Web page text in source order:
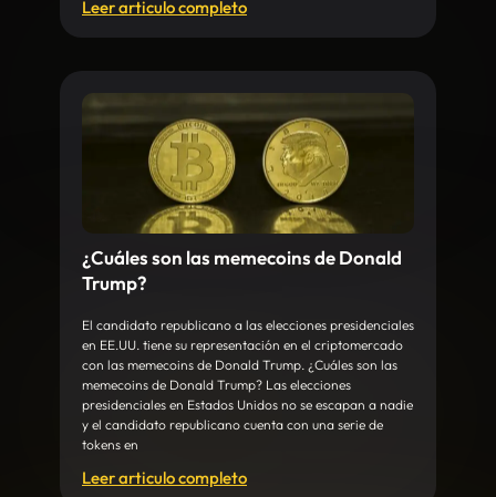
Leer articulo completo
¿Cuáles son las memecoins de Donald
Trump?
El candidato republicano a las elecciones presidenciales
en EE.UU. tiene su representación en el criptomercado
con las memecoins de Donald Trump. ¿Cuáles son las
memecoins de Donald Trump? Las elecciones
presidenciales en Estados Unidos no se escapan a nadie
y el candidato republicano cuenta con una serie de
tokens en
Leer articulo completo